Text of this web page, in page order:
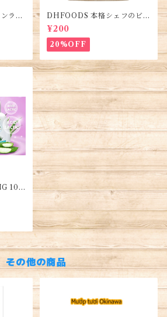
ライ
DHFOODS 本格シェフのビー
フフォーのセット・Gia Vị Ph
ở Bò Hà Nội
¥200
20%OFF
100
n
その他の商品